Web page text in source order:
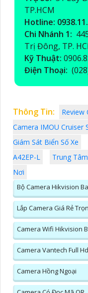
TP.HCM
Hotline:
Chi Nhánh 1:
Trị Đông, TP.
Kỹ Thuật:
Điện Thoại:
Thông Tin: Review
Camera IMOU Cruiser
Giám Sát Biển Số Xe
A42EP-L
Trung
Nơi
Bộ Camera Hikvision
Lắp Camera Giá Rẻ
Camera Wifi Hikvision
Camera Vantech Full
Camera Hồng Ngoại